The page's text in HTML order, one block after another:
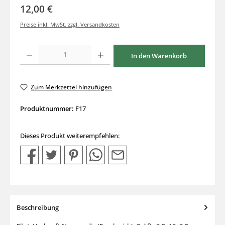
12,00 €
Preise inkl. MwSt. zzgl. Versandkosten
Produkt Anzahl: Gib den gewünschten Wert ein oder benutze die Schaltflächen um
In den Warenkorb
Zum Merkzettel hinzufügen
Produktnummer: F17
Dieses Produkt weiterempfehlen:
Beschreibung